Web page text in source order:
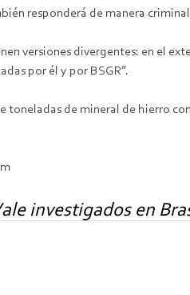
responderá de manera
versiones divergentes: en el
por él y por BSGR”.
toneladas de mineral de hierro
investigados en